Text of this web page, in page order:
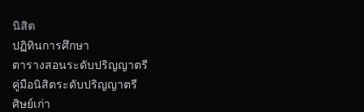
นิสิต
ปฏิทินการศึกษา
ตารางสอนระดับปริญญาตรี
คู่มือนิสิตระดับปริญญาตรี
ศิษย์เก่า